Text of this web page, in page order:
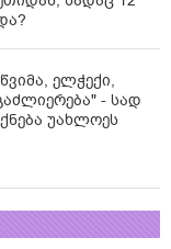
ელჭექი,
- სად
უახლოეს